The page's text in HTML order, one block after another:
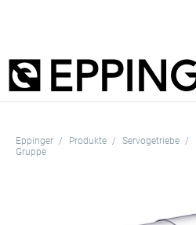
Eppinger
Gruppe
Produkte Servogetriebe